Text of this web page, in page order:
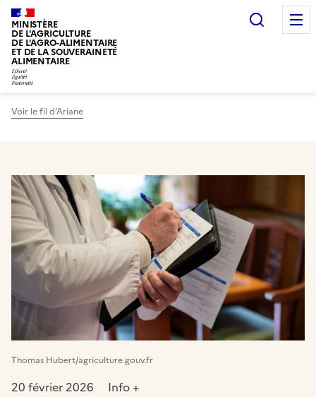
MINISTÈRE
DE L'AGRICULTURE
DE L'AGRO-ALIMENTAIRE
ET DE LA SOUVERAINETÉ
ALIMENTAIRE
Voir le fil d’Ariane
Thomas Hubert/agriculture.gouv.fr
20 février 2026 Info +